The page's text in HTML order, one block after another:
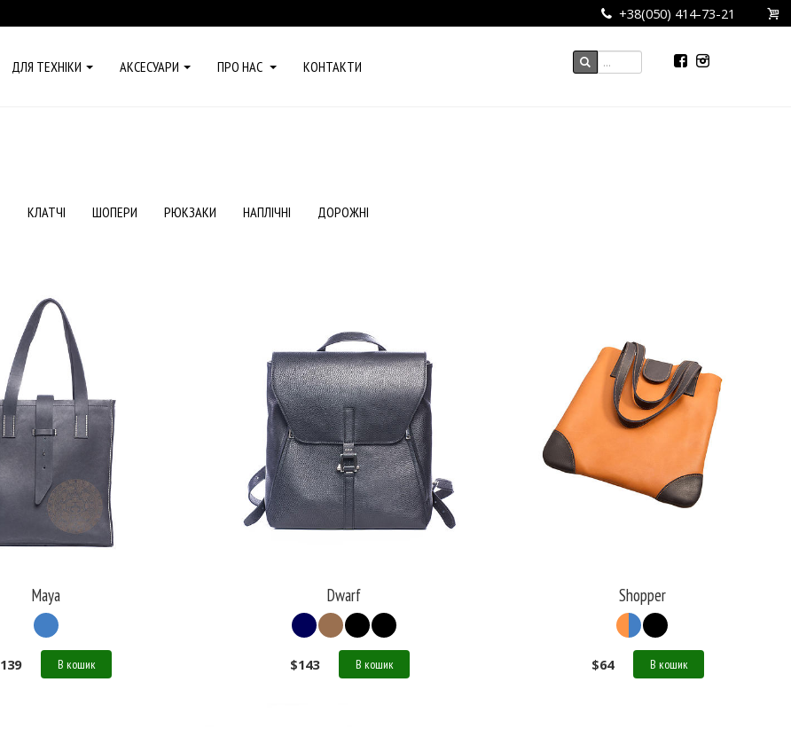
+38(050) 414-73-21
ДЛЯ ТЕХНІКИ АКСЕСУАРИ ПРО НАС КОНТАКТИ
КЛАТЧІ ШОПЕРИ РЮКЗАКИ НАПЛІЧНІ ДОРОЖНІ
Maya
139 В кошик
Dwarf
$143 В кошик
Shopper
$64 В кошик